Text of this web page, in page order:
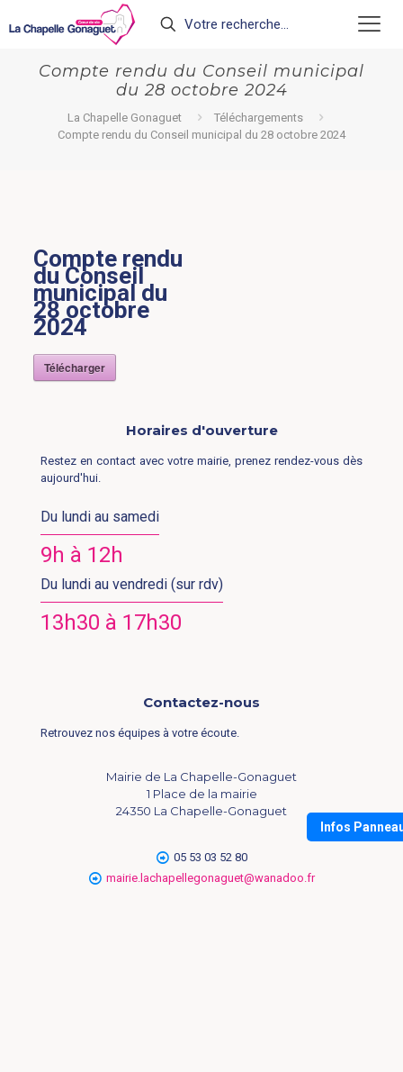
Compte rendu du Conseil municipal
du 28 octobre 2024
La Chapelle Gonaguet
Téléchargements
Compte rendu du Conseil municipal du 28 octobre 2024
Compte rendu
du Conseil
municipal du
28 octobre
2024
Télécharger
Horaires d'ouverture
Restez en contact avec votre mairie, prenez rendez-vous dès
aujourd'hui.
Du lundi au samedi
9h à 12h
Du lundi au vendredi (sur rdv)
13h30 à 17h30
Contactez-nous
Retrouvez nos équipes à votre écoute.
Mairie de La Chapelle-Gonaguet
1 Place de la mairie
24350 La Chapelle-Gonaguet
05 53 03 52 80
mairie.lachapellegonaguet@wanadoo.fr
Infos